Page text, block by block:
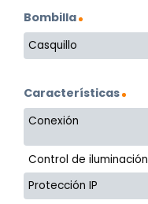
Bombilla
Casquillo
Características
Conexión
Control de iluminación
Protección IP